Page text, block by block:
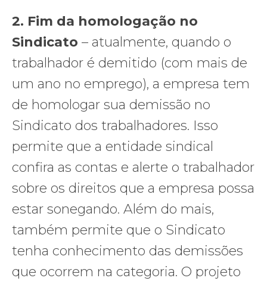
2. Fim da homologação no
Sindicato – atualmente, quando o
trabalhador é demitido (com mais de
um ano no emprego), a empresa tem
de homologar sua demissão no
Sindicato dos trabalhadores. Isso
permite que a entidade sindical
confira as contas e alerte o trabalhador
sobre os direitos que a empresa possa
estar sonegando. Além do mais,
também permite que o Sindicato
tenha conhecimento das demissões
que ocorrem na categoria. O projeto